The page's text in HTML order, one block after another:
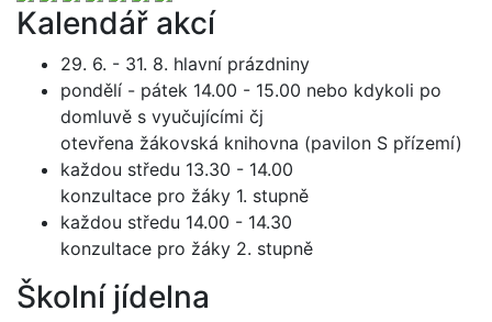
Kalendář akcí
29. 6. - 31. 8. hlavní prázdniny
pondělí - pátek 14.00 - 15.00 nebo kdykoli po
domluvě s vyučujícími čj
otevřena žákovská knihovna (pavilon S přízemí)
každou středu 13.30 - 14.00
konzultace pro žáky 1. stupně
každou středu 14.00 - 14.30
konzultace pro žáky 2. stupně
Školní jídelna